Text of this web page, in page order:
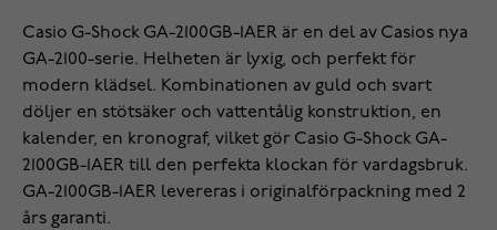
Casio G-Shock GA-2100GB-1AER är en del av Casios nya
GA-2100-serie. Helheten är lyxig, och perfekt för
modern klädsel. Kombinationen av guld och svart
döljer en stötsäker och vattentålig konstruktion, en
kalender, en kronograf, vilket gör Casio G-Shock GA-
2100GB-1AER till den perfekta klockan för vardagsbruk.
GA-2100GB-1AER levereras i originalförpackning med 2
års garanti.